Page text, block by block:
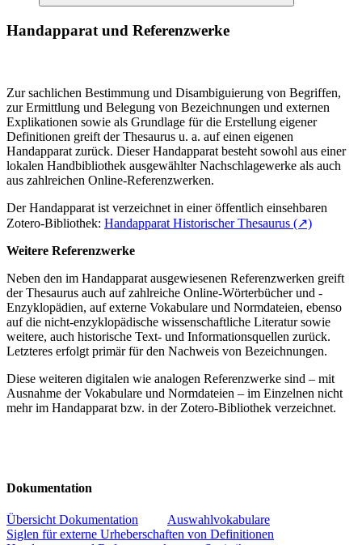
Suchen
Handapparat und Referenzwerke
Zur sachlichen Bestimmung und Disambiguierung von Begriffen,
zur Ermittlung und Belegung von Bezeichnungen und externen
Explikationen sowie als Grundlage für die Erstellung eigener
Definitionen greift der Thesaurus u. a. auf einen eigenen
Handapparat zurück. Dieser Handapparat besteht sowohl aus einer
lokalen Handbibliothek ausgewählter Nachschlagewerke als auch
aus zahlreichen Online-Referenzwerken.
Der Handapparat ist verzeichnet in einer öffentlich einsehbaren
Zotero-Bibliothek: Handapparat Historischer Thesaurus (↗)
Weitere Referenzwerke
Neben den im Handapparat ausgewiesenen Referenzwerken greift
der Thesaurus auch auf zahlreiche Online-Wörterbücher und -
Enzyklopädien, auf externe Vokabulare und Normdateien, ebenso
auf die nicht-enzyklopädische wissenschaftliche Literatur sowie
weitere, auch historische Text- und Informationsquellen zurück.
Letzteres erfolgt primär für den Nachweis von Bezeichnungen.
Diese weiteren digitalen wie analogen Referenzwerke sind – mit
Ausnahme der Vokabulare und Normdateien – im Einzelnen nicht
mehr im Handapparat bzw. in der Zotero-Bibliothek verzeichnet.
Dokumentation
Übersicht Dokumentation
Auswahlvokabulare
Siglen für externe Urheberschaften von Definitionen